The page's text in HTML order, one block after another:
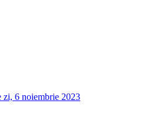
zi, 6 noiembrie 2023